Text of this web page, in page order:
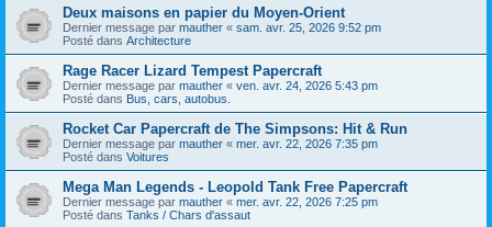
Deux maisons en papier du Moyen-Orient
Dernier message par mauther « sam. avr. 25, 2026 9:52 pm
Posté dans Architecture
Rage Racer Lizard Tempest Papercraft
Dernier message par mauther « ven. avr. 24, 2026 5:43 pm
Posté dans Bus, cars, autobus.
Rocket Car Papercraft de The Simpsons: Hit & Run
Dernier message par mauther « mer. avr. 22, 2026 7:35 pm
Posté dans Voitures
Mega Man Legends - Leopold Tank Free Papercraft
Dernier message par mauther « mer. avr. 22, 2026 7:25 pm
Posté dans Tanks / Chars d'assaut